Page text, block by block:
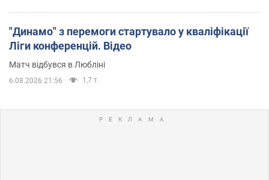
"Динамо" з перемоги стартувало у кваліфікації
Ліги конференцій. Відео
Матч відбувся в Любліні
6.08.2026 21:56 1,7 т.